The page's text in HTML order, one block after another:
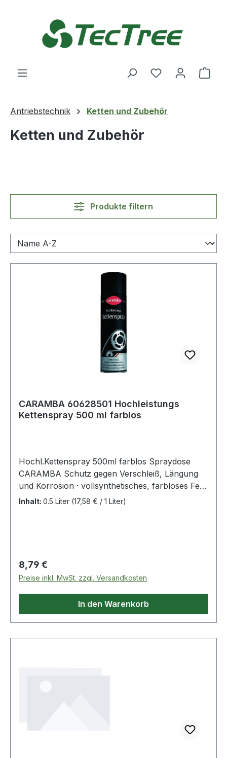
Du hast 0
Antriebstechnik Ketten und Zubehör
Ketten und Zubehör
Produkte filtern
CARAMBA 60628501 Hochleistungs
Kettenspray 500 ml farblos
Hochl.Kettenspray 500ml farblos Spraydose
CARAMBA Schutz gegen Verschleiß, Längung
und Korrosion · vollsynthetisches, farbloses Fett
mit optimaler Schmierfähigkeit bei hohem Druck
Eigenschaften: · Gebinde: Spraydose
Inhalt: 0.5 Liter (17,58 € / 1 Liter)
Regulärer Preis:
8,79 €
Preise inkl. MwSt. zzgl. Versandkosten
In den Warenkorb